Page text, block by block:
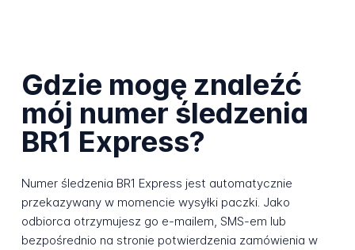
Gdzie mogę znaleźć
mój numer śledzenia
BR1 Express?
Numer śledzenia BR1 Express jest automatycznie
przekazywany w momencie wysyłki paczki. Jako
odbiorca otrzymujesz go e-mailem, SMS-em lub
bezpośrednio na stronie potwierdzenia zamówienia w